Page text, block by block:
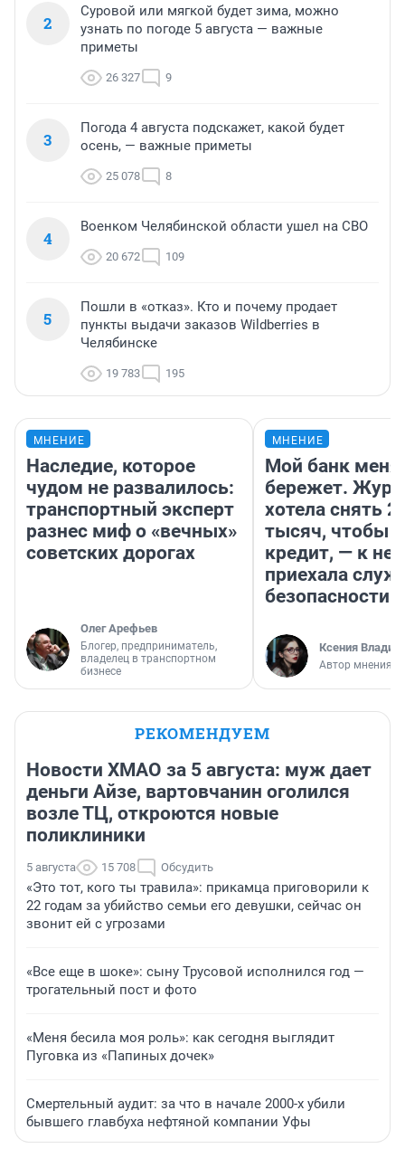
2
Суровой или мягкой будет зима, можно
узнать по погоде 5 августа — важные
приметы
26 327 9
3
Погода 4 августа подскажет, какой будет
осень, — важные приметы
25 078 8
4
Военком Челябинской области ушел на СВО
20 672 109
5
Пошли в «отказ». Кто и почему продает
пункты выдачи заказов Wildberries в
Челябинске
19 783 195
МНЕНИЕ
Наследие, которое
чудом не развалилось:
транспортный эксперт
разнес миф о «вечных»
советских дорогах
Олег Арефьев
Блогер, предприниматель,
владелец в транспортном
бизнесе
МНЕНИЕ
Мой банк меня
бережет.
хотела снять
тысяч, чтобы
кредит, — к
приехала
безопасности
Ксения
Автор мнения
РЕКОМЕНДУЕМ
Новости ХМАО за 5 августа: муж дает
деньги Айзе, вартовчанин оголился
возле ТЦ, откроются новые
поликлиники
5 августа 15 708 Обсудить
«Это тот, кого ты травила»: прикамца приговорили к
22 годам за убийство семьи его девушки, сейчас он
звонит ей с угрозами
«Все еще в шоке»: сыну Трусовой исполнился год —
трогательный пост и фото
«Меня бесила моя роль»: как сегодня выглядит
Пуговка из «Папиных дочек»
Смертельный аудит: за что в начале 2000-х убили
бывшего главбуха нефтяной компании Уфы